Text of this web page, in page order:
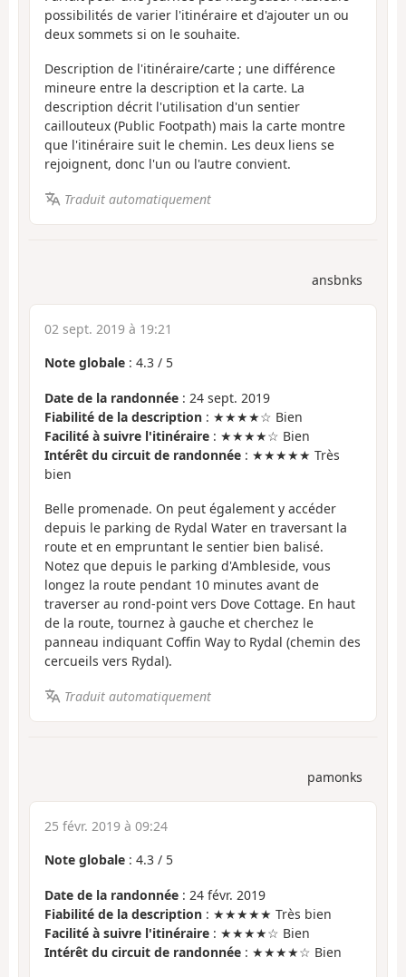
possibilités de varier l'itinéraire et d'ajouter un ou
deux sommets si on le souhaite.
Description de l'itinéraire/carte ; une différence
mineure entre la description et la carte. La
description décrit l'utilisation d'un sentier
caillouteux (Public Footpath) mais la carte montre
que l'itinéraire suit le chemin. Les deux liens se
rejoignent, donc l'un ou l'autre convient.
Traduit automatiquement
ansbnks
02 sept. 2019 à 19:21
Note globale : 4.3 / 5
Date de la randonnée : 24 sept. 2019
Fiabilité de la description : ★★★★☆ Bien
Facilité à suivre l'itinéraire : ★★★★☆ Bien
Intérêt du circuit de randonnée : ★★★★★ Très
bien
Belle promenade. On peut également y accéder
depuis le parking de Rydal Water en traversant la
route et en empruntant le sentier bien balisé.
Notez que depuis le parking d'Ambleside, vous
longez la route pendant 10 minutes avant de
traverser au rond-point vers Dove Cottage. En haut
de la route, tournez à gauche et cherchez le
panneau indiquant Coffin Way to Rydal (chemin des
cercueils vers Rydal).
Traduit automatiquement
pamonks
25 févr. 2019 à 09:24
Note globale : 4.3 / 5
Date de la randonnée : 24 févr. 2019
Fiabilité de la description : ★★★★★ Très bien
Facilité à suivre l'itinéraire : ★★★★☆ Bien
Intérêt du circuit de randonnée : ★★★★☆ Bien